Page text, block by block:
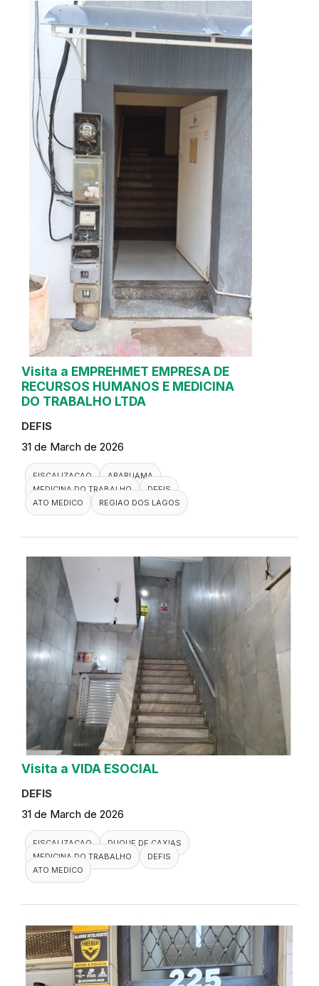
Visita a EMPREHMET EMPRESA DE
RECURSOS HUMANOS E MEDICINA
DO TRABALHO LTDA
DEFIS
31 de March de 2026
FISCALIZACAO
ARARUAMA
MEDICINA DO TRABALHO
DEFIS
ATO MEDICO
REGIAO DOS LAGOS
Visita a VIDA ESOCIAL
DEFIS
31 de March de 2026
FISCALIZACAO
DUQUE DE CAXIAS
MEDICINA DO TRABALHO
DEFIS
ATO MEDICO